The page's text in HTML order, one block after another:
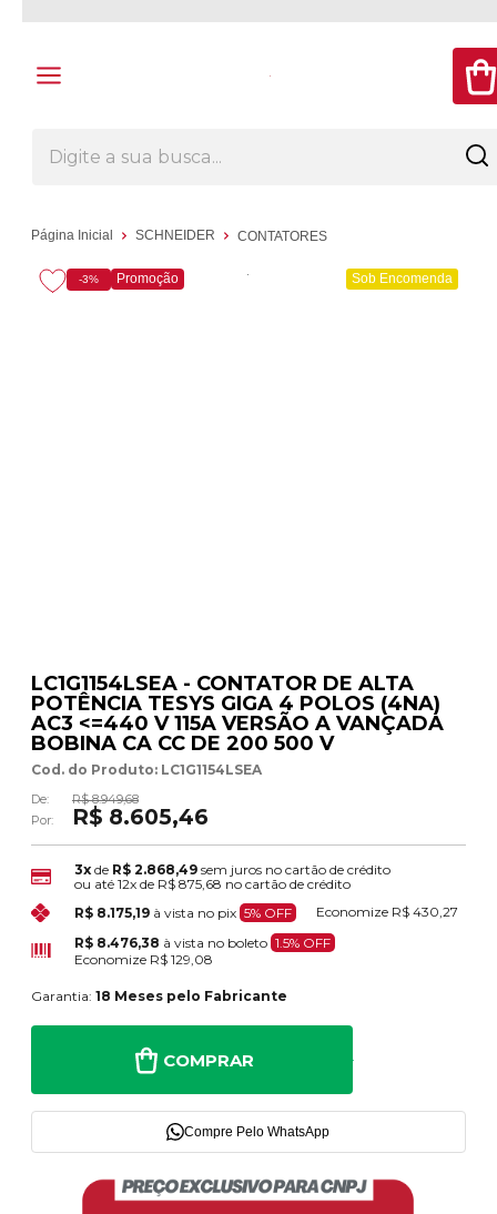
Página Inicial SCHNEIDER CONTATORES
-3% Promoção Sob Encomenda
LC1G1154LSEA - CONTATOR DE ALTA
POTÊNCIA TESYS GIGA 4 POLOS (4NA)
AC3 <=440 V 115A VERSÃO A VANÇADA
BOBINA CA CC DE 200 500 V
Cod. do Produto: LC1G1154LSEA
De:
R$ 8.949,68
Por:
R$ 8.605,46
3x de R$ 2.868,49 sem juros no cartão de crédito
ou até12x de R$ 875,68 no cartão de crédito
R$ 8.175,19 à vista no pix 5% OFF Economize R$ 430,27
R$ 8.476,38 à vista no boleto 1.5% OFF
Economize R$ 129,08
Garantia:18 Meses pelo Fabricante
COMPRAR
Compre Pelo WhatsApp